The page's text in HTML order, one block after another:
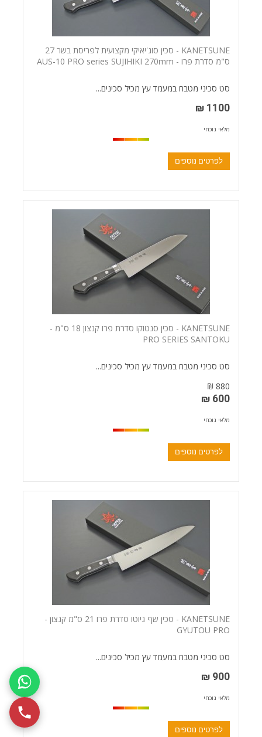
KANETSUNE - סכין סוג'יאיקי מקצועית לפריסת בשר 27
ס"מ סדרת פרו - AUS-10 PRO series SUJIHIKI 270mm
סט סכיני מטבח במעמד עץ מכיל סכינים...
1100 ₪
מלאי נוכחי
לפרטים נוספים
KANETSUNE - סכין סנטוקו סדרת פרו קנצון 18 ס"מ -
PRO SERIES SANTOKU
סט סכיני מטבח במעמד עץ מכיל סכינים...
880 ₪
600 ₪
מלאי נוכחי
לפרטים נוספים
KANETSUNE - סכין שף גיוטו סדרת פרו 21 ס"מ קנצון -
GYUTOU PRO
סט סכיני מטבח במעמד עץ מכיל סכינים...
900 ₪
מלאי נוכחי
לפרטים נוספים